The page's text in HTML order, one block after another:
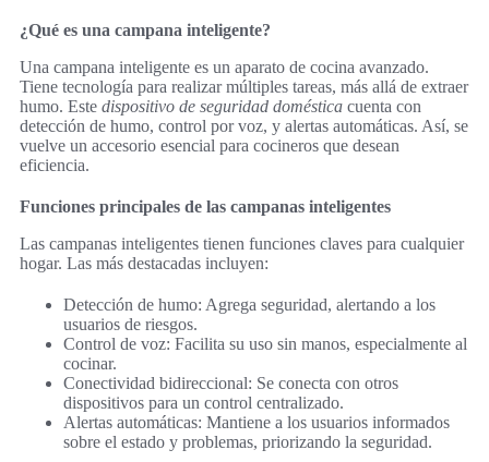
¿Qué es una campana inteligente?
Una campana inteligente es un aparato de cocina avanzado.
Tiene tecnología para realizar múltiples tareas, más allá de extraer
humo. Este dispositivo de seguridad doméstica cuenta con
detección de humo, control por voz, y alertas automáticas. Así, se
vuelve un accesorio esencial para cocineros que desean
eficiencia.
Funciones principales de las campanas inteligentes
Las campanas inteligentes tienen funciones claves para cualquier
hogar. Las más destacadas incluyen:
Detección de humo: Agrega seguridad, alertando a los
usuarios de riesgos.
Control de voz: Facilita su uso sin manos, especialmente al
cocinar.
Conectividad bidireccional: Se conecta con otros
dispositivos para un control centralizado.
Alertas automáticas: Mantiene a los usuarios informados
sobre el estado y problemas, priorizando la seguridad.